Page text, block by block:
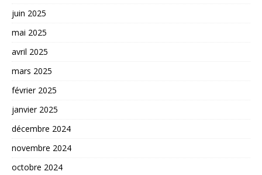
juin 2025
mai 2025
avril 2025
mars 2025
février 2025
janvier 2025
décembre 2024
novembre 2024
octobre 2024